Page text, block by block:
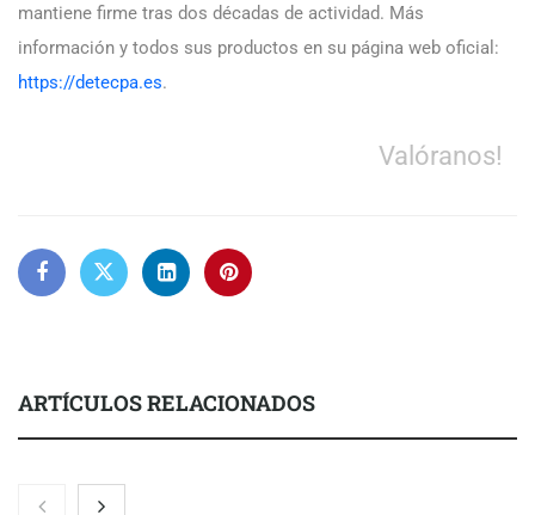
mantiene firme tras dos décadas de actividad. Más
información y todos sus productos en su página web oficial:
https://detecpa.es.
Valóranos!
ARTÍCULOS RELACIONADOS
Nicols presenta seis modelos de anillos de compromiso para el